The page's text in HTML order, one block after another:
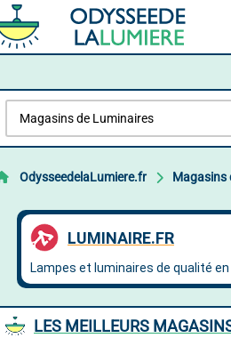
OdysseedelaLumiere.fr Magasins
LES MEILLEURS